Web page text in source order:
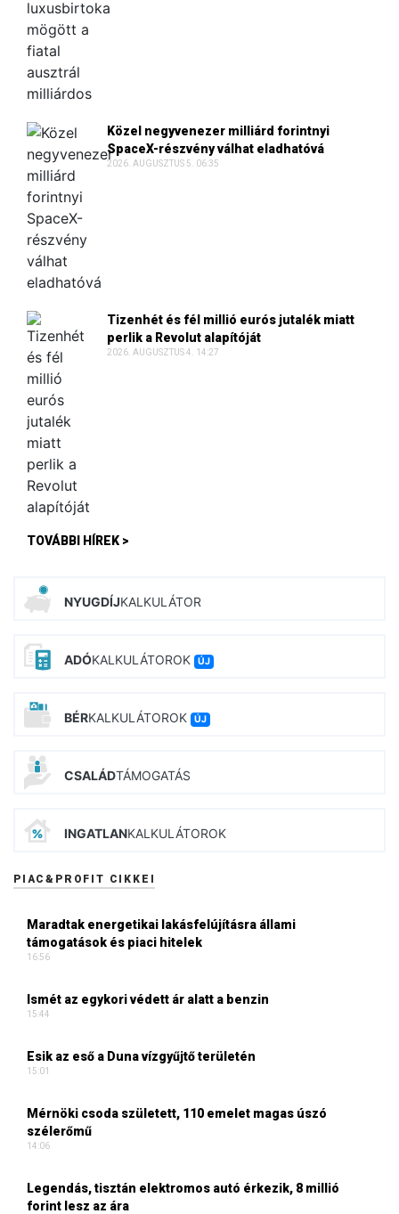
Közel negyvenezer milliárd forintnyi
SpaceX-részvény válhat eladhatóvá
2026. AUGUSZTUS 5. 06:35
Tizenhét és fél millió eurós jutalék miatt
perlik a Revolut alapítóját
2026. AUGUSZTUS 4. 14:27
TOVÁBBI HÍREK >
NYUGDÍJKALKULÁTOR
ADÓKALKULÁTOROK ÚJ
BÉRKALKULÁTOROK ÚJ
CSALÁDTÁMOGATÁS
INGATLANKALKULÁTOROK
PIAC&PROFIT CIKKEI
Maradtak energetikai lakásfelújításra állami
támogatások és piaci hitelek
16:56
Ismét az egykori védett ár alatt a benzin
15:44
Esik az eső a Duna vízgyűjtő területén
15:01
Mérnöki csoda született, 110 emelet magas úszó
szélerőmű
14:06
Legendás, tisztán elektromos autó érkezik, 8 millió
forint lesz az ára